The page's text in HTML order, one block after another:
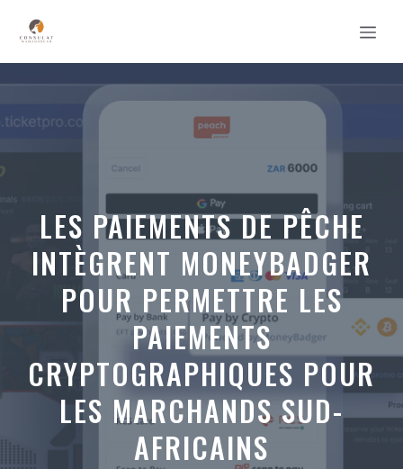
contenu
LES PAIEMENTS DE PÊCHE
INTÈGRENT MONEYBADGER
POUR PERMETTRE LES
PAIEMENTS
CRYPTOGRAPHIQUES POUR
LES MARCHANDS SUD-
AFRICAINS